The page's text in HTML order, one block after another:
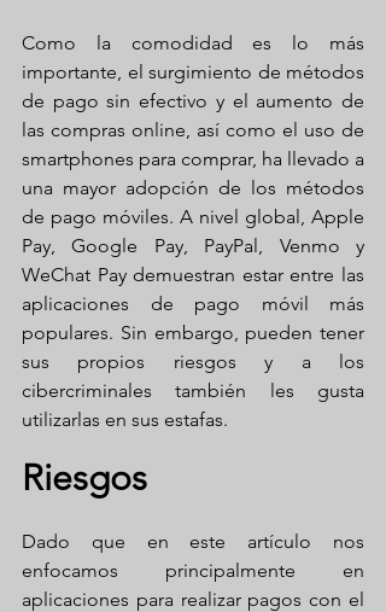
Como la comodidad es lo más
importante, el surgimiento de métodos
de pago sin efectivo y el aumento de
las compras online, así como el uso de
smartphones para comprar, ha llevado a
una mayor adopción de los métodos
de pago móviles. A nivel global, Apple
Pay, Google Pay, PayPal, Venmo y
WeChat Pay demuestran estar entre las
aplicaciones de pago móvil más
populares. Sin embargo, pueden tener
sus propios riesgos y a los
cibercriminales también les gusta
utilizarlas en sus estafas.
Riesgos
Dado que en este artículo nos
enfocamos principalmente en
aplicaciones para realizar pagos con el